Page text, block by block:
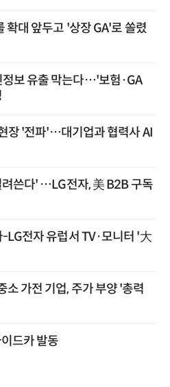
확대 앞두고 '상장 GA'로 쏠렸
정보 유출 막는다…'보험·GA
장 '전파'…대기업과 협력사 AI
쓴다' …LG전자, 美 B2B 구독
LG전자 유럽서 TV·모니터 '大
가전 기업, 주가 부양 '총력
드카 발동